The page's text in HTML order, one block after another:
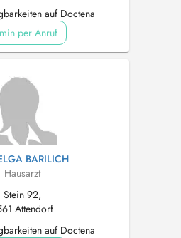
auf Doctena
per Anruf
BARILICH
Hausarzt
Stein 92,
Attendorf
auf Doctena